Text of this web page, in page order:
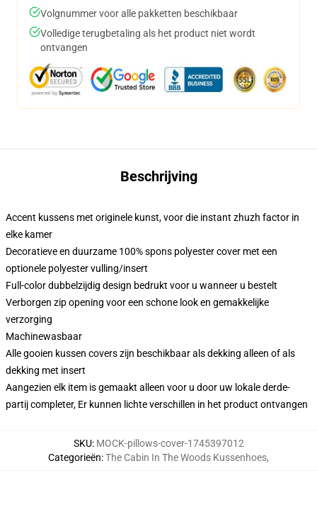
Volgnummer voor alle pakketten beschikbaar
Volledige terugbetaling als het product niet wordt
ontvangen
Beschrijving
Accent kussens met originele kunst, voor die instant zhuzh factor in
elke kamer
Decoratieve en duurzame 100% spons polyester cover met een
optionele polyester vulling/insert
Full-color dubbelzijdig design bedrukt voor u wanneer u bestelt
Verborgen zip opening voor een schone look en gemakkelijke
verzorging
Machinewasbaar
Alle gooien kussen covers zijn beschikbaar als dekking alleen of als
dekking met insert
Aangezien elk item is gemaakt alleen voor u door uw lokale derde-
partij completer, Er kunnen lichte verschillen in het product ontvangen
SKU: MOCK-pillows-cover-1745397012
Categorieën:The Cabin In The Woods Kussenhoes,